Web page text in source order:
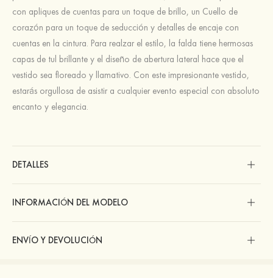
con apliques de cuentas para un toque de brillo, un Cuello de
corazón para un toque de seducción y detalles de encaje con
cuentas en la cintura. Para realzar el estilo, la falda tiene hermosas
capas de tul brillante y el diseño de abertura lateral hace que el
vestido sea floreado y llamativo. Con este impresionante vestido,
estarás orgullosa de asistir a cualquier evento especial con absoluto
encanto y elegancia.
DETALLES
INFORMACIÓN DEL MODELO
ENVÍO Y DEVOLUCIÓN